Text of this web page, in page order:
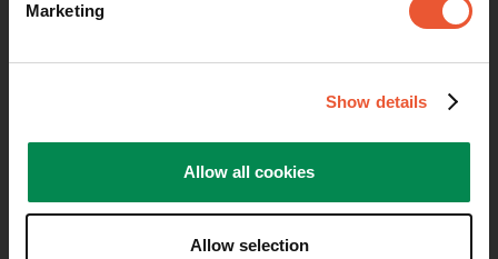
Marketing
Show details
Allow all cookies
Allow selection
Sales team
Anrufen